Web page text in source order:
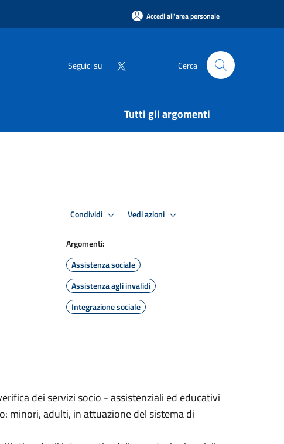
Accedi all'area personale
Seguici su Cerca
Tutti gli argomenti
Condividi Vedi azioni
Argomenti:
Assistenza sociale
Assistenza agli invalidi
Integrazione sociale
dei servizi socio - assistenziali ed educativi
minori, adulti, in attuazione del sistema di